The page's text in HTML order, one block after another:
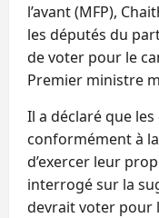
l’avant (MFP),
les députés du
de voter pour le
Premier ministre
Il a déclaré que
conformément à
d’exercer leur
interrogé sur la
devrait voter pour